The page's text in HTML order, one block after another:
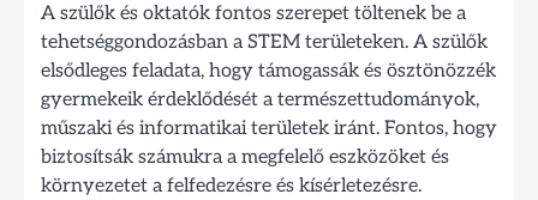
A szülők és oktatók fontos szerepet töltenek be a
tehetséggondozásban a STEM területeken. A szülők
elsődleges feladata, hogy támogassák és ösztönözzék
gyermekeik érdeklődését a természettudományok,
műszaki és informatikai területek iránt. Fontos, hogy
biztosítsák számukra a megfelelő eszközöket és
környezetet a felfedezésre és kísérletezésre.